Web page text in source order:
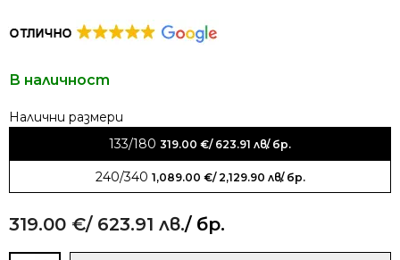
В наличност
133/180 319.00 €/ 623.91 лв./ бр.
240/340 1,089.00 €/ 2,129.90 лв./ бр.
319.00 €/ 623.91 лв./ бр.
Alternative: